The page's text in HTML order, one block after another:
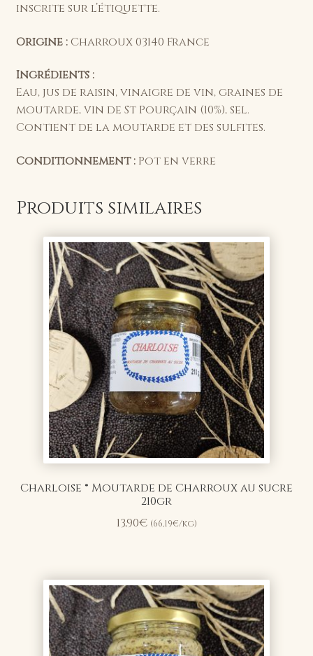
inscrite sur l’étiquette.
Origine :Charroux 03140 France
Ingrédients :
Eau, jus de raisin, vinaigre de vin, graines de
moutarde, vin de St Pourçain (10%), sel.
Contient de la moutarde et des sulfites.
Conditionnement :Pot en verre
Produits similaires
Charloise ® Moutarde de Charroux au sucre
210gr
13,90€ (66,19€/kg)